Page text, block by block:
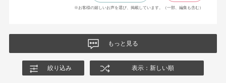
※お客様の嬉しいお声を選び、掲載しています。（一部、編集も含む）
もっと見る
絞り込み 表示：新しい順